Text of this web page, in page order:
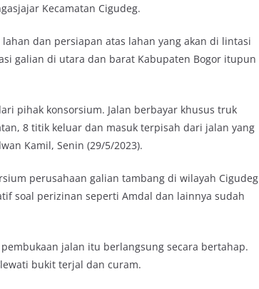
Kecamatan Cigudeg.
dan persiapan atas lahan yang akan di lintasi
galian di utara dan barat Kabupaten Bogor itupun
pihak konsorsium. Jalan berbayar khusus truk
8 titik keluar dan masuk terpisah dari jalan yang
Kamil, Senin (29/5/2023).
perusahaan galian tambang di wilayah Cigudeg
soal perizinan seperti Amdal dan lainnya sudah
jalan itu berlangsung secara bertahap.
bukit terjal dan curam.